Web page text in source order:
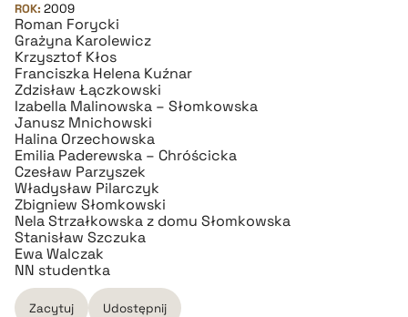
pobierz cytat
BIBTEX
pobierz cytat
ROK: 2009
Roman Forycki
Grażyna Karolewicz
Krzysztof Kłos
Franciszka Helena Kuźnar
Zdzisław Łączkowski
Izabella Malinowska – Słomkowska
Janusz Mnichowski
Halina Orzechowska
Emilia Paderewska – Chróścicka
Czesław Parzyszek
Władysław Pilarczyk
Zbigniew Słomkowski
Nela Strzałkowska z domu Słomkowska
Stanisław Szczuka
Ewa Walczak
NN studentka
Zacytuj Udostępnij